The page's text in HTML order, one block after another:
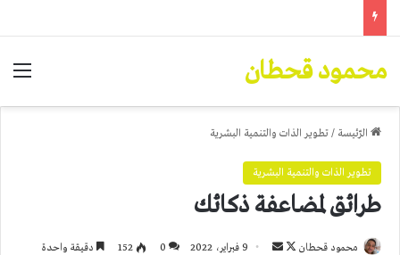
محمود قحطان
الرّئيسة /تطوير الذات والتنمية البشرية
تطوير الذات والتنمية البشرية
طرائق لمضاعفة ذكائك
محمود قحطان
تابعأرسل
9 فبراير، 2022 0
152 دقيقة واحدة